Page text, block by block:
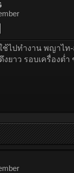
ช้ไปทำงาน พญาไ
งยาว รอบเครื่องต่ำ